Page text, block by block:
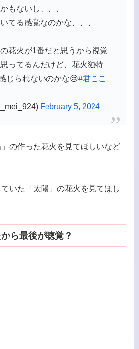
もないし、、、
てる感覚なのかな、、、
花火が1番だと思うから視覚
ってるんだけど、花火独特
じられないのかな😢#君ここ
February 5, 2024
の作った花火を見てほしいなど
いた「太陽」の花火を見てほし
ら最後が聴覚？